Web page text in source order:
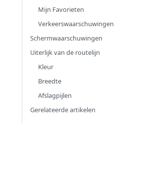
Mijn Favorieten
Verkeerswaarschuwingen
Schermwaarschuwingen
Uiterlijk van de routelijn
Kleur
Breedte
Afslagpijlen
Gerelateerde artikelen